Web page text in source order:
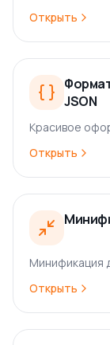
Открыть
JSON
Красивое
Открыть
Минификация
Открыть